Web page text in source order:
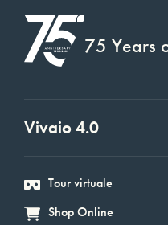
75 Years
Vivaio 4.0
Tour virtuale
Shop Online